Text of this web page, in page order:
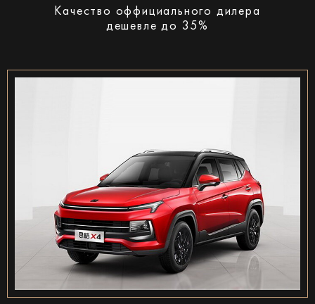
Качество оффициального дилера
дешевле до 35%